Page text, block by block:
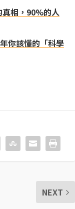
真相，90%的人
你該懂的「科學
NEXT